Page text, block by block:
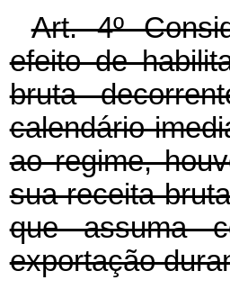
Art. 4º
efeito de
bruta
calendário
ao regime,
sua receita
que assuma
exportação